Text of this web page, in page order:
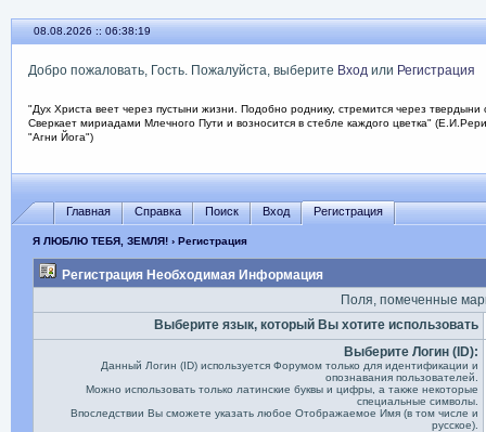
08.08.2026 :: 06:38:19
Добро пожаловать, Гость. Пожалуйста, выберите Входили Регистрация
"Дух Христа веет через пустыни жизни. Подобно роднику, стремится через твердыни
Сверкает мириадами Млечного Пути и возносится в стебле каждого цветка"
"Агни Йога")
Главная Справка Поиск Вход Регистрация
Я ЛЮБЛЮ ТЕБЯ, ЗЕМЛЯ!› Регистрация
Регистрация Необходимая Информация
Поля, помеченные
Выберите язык, который Вы хотите использовать
Выберите Логин (ID):
Данный Логин (ID) используется Форумом только для идентификации и
опознавания пользователей.
Можно использовать только латинские буквы и цифры, а также некоторые
специальные символы.
Впоследствии Вы сможете указать любое Отображаемое Имя (в том числе и
русское).